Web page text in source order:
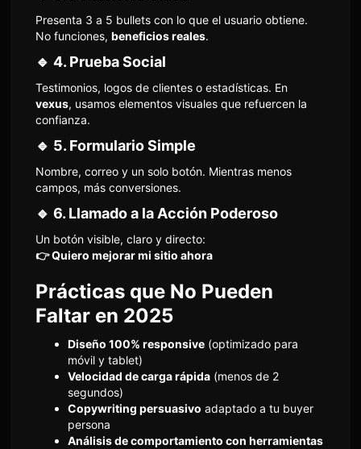
Presenta 3 a 5 bullets con lo que el usuario obtiene.
No funciones, beneficios reales.
🔹 4. Prueba Social
Testimonios, logos de clientes o estadísticas. En
vexus, usamos elementos visuales que refuercen la
confianza.
🔹 5. Formulario Simple
Nombre, correo y un solo botón. Mientras menos
campos, más conversiones.
🔹 6. Llamado a la Acción Poderoso
Un botón visible, claro y directo:
👉 Quiero mejorar mi sitio ahora
Prácticas que No Pueden
Faltar en 2025
Diseño 100% responsive(optimizado para
móvil y tablet)
Velocidad de carga rápida(menos de 2
segundos)
Copywriting persuasivo adaptado a tu buyer
persona
Análisis de comportamiento con herramientas